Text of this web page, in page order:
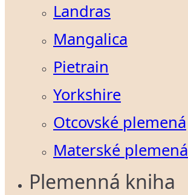
Landras
Mangalica
Pietrain
Yorkshire
Otcovské plemená
Materské plemená
Plemenná kniha